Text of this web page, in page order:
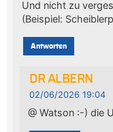
Und nicht zu
(Beispiel:
Antworten
DR ALBERN
02/06/2026 19:04
@ Watson :-) die